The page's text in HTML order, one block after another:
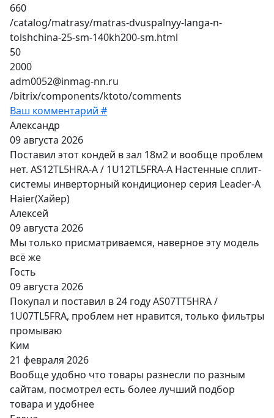
660
/catalog/matrasy/matras-dvuspalnyy-langa-n-
tolshchina-25-sm-140kh200-sm.html
50
2000
adm0052@inmag-nn.ru
/bitrix/components/ktoto/comments
Ваш комментарий #
Александр
09 августа 2026
Поставил этот кондей в зал 18м2 и вообще проблем
нет. AS12TL5HRA-A / 1U12TL5FRA-A Настенные сплит-
системы инверторный кондиционер серия Leader-A
Haier(Хайер)
Алексей
09 августа 2026
Мы только присматриваемся, наверное эту модель
всё же
Гость
09 августа 2026
Покупал и поставил в 24 году AS07TT5HRA /
1U07TL5FRA, проблем нет нравится, только фильтры
промываю
Ким
21 февраля 2026
Вообще удобно что товары разнесли по разным
сайтам, посмотрел есть более лучший подбор
товара и удобнее